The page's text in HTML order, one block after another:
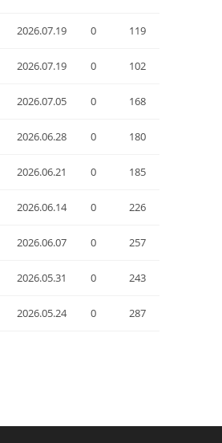
2026.07.19 0 119
2026.07.19 0 102
2026.07.05 0 168
2026.06.28 0 180
2026.06.21 0 185
2026.06.14 0 226
2026.06.07 0 257
2026.05.31 0 243
2026.05.24 0 287